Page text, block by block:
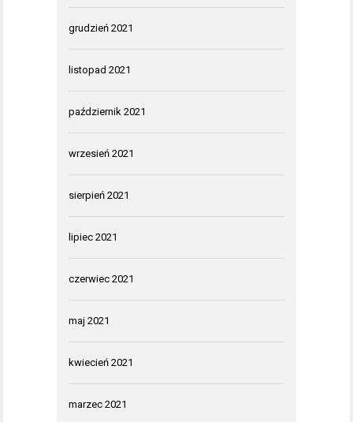
grudzień 2021
listopad 2021
październik 2021
wrzesień 2021
sierpień 2021
lipiec 2021
czerwiec 2021
maj 2021
kwiecień 2021
marzec 2021